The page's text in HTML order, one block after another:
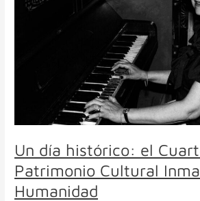
Un día histórico: el
Patrimonio Cultural
Humanidad
Cuarteto
Humanidad